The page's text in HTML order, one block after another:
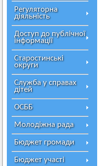
Регуляторна
діяльність
Доступ до публічної
інформації
Старостинські
округи
Служба у справах
дітей
ОСББ
Молодіжна рада
Бюджет громади
Бюджет участі